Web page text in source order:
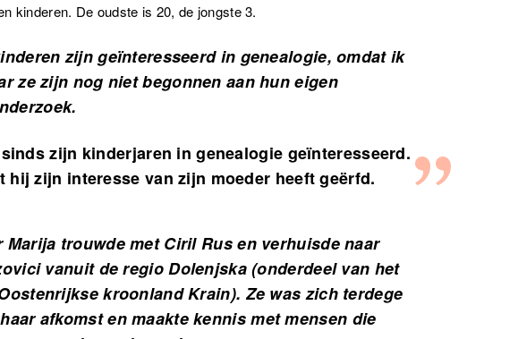
kinderen. De oudste is 20, de jongste 3.
zijn geïnteresseerd in genealogie, omdat ik
ze zijn nog niet begonnen aan hun eigen
zijn kinderjaren in genealogie geïnteresseerd.
hij zijn interesse van zijn moeder heeft geërfd.
Marija trouwde met Ciril Rus en verhuisde naar
vanuit de regio Dolenjska (onderdeel van het
kroonland Krain). Ze was zich terdege
afkomst en maakte kennis met mensen die